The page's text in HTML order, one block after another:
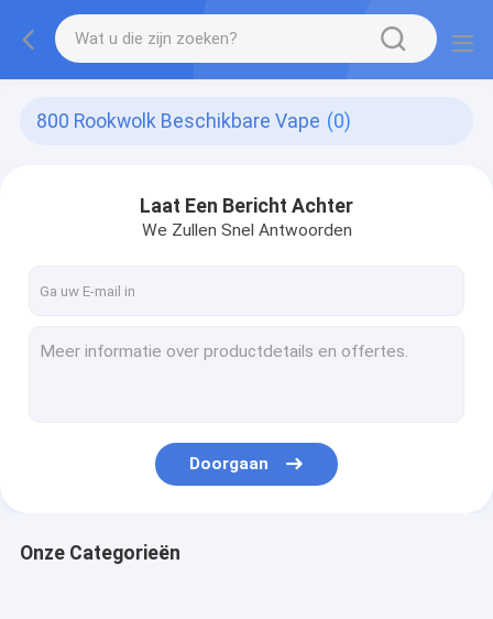
800 Rookwolk Beschikbare Vape (0)
Laat Een Bericht Achter
We Zullen Snel Antwoorden
Doorgaan
Onze Categorieën